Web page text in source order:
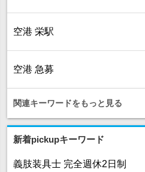
空港 栄駅
空港 急募
関連キーワードをもっと見る
新着pickupキーワード
義肢装具士 完全週休2日制